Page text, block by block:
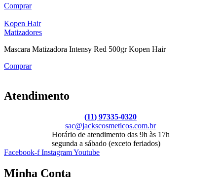
Comprar
Kopen Hair
Matizadores
Mascara Matizadora Intensy Red 500gr Kopen Hair
Comprar
Atendimento
(11) 97335-0320
sac@jackscosmeticos.com.br
Horário de atendimento das 9h às 17h
segunda a sábado (exceto feriados)
Facebook-f InstagramYoutube
Minha Conta